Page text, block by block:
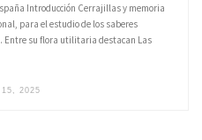
Introducción Cerrajillas y memoria
para el estudio de los saberes
Entre su flora utilitaria destacan Las
2025